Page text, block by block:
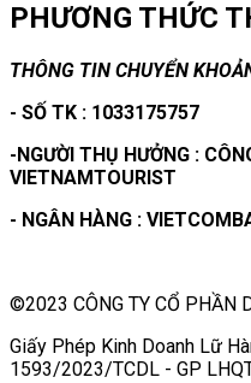
PHƯƠNG THỨC
THÔNG TIN CHUYỂN
- SỐ TK : 1033175757
-NGƯỜI THỤ HƯỞNG :
VIETNAMTOURIST
- NGÂN HÀNG :
©2023 CÔNG TY CỔ PHẦN
Giấy Phép Kinh Doanh Lữ
1593/2023/TCDL - GP